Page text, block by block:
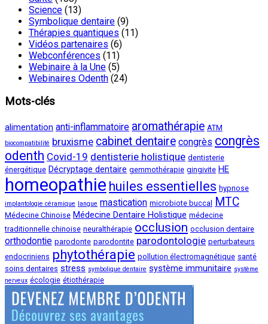
Science (13)
Symbolique dentaire (9)
Thérapies quantiques (11)
Vidéos partenaires (6)
Webconférences (11)
Webinaire à la Une (5)
Webinaires Odenth (24)
Mots-clés
alimentation anti-inflammatoire aromathérapie ATM
biocompatibilité bruxisme cabinet dentaire congrès congrès
odenth Covid-19 dentisterie holistique dentisterie
énergétique Décryptage dentaire gemmothérapie gingivite HE
homeopathie huiles essentielles hypnose
implantologie céramique langue mastication microbiote buccal MTC
Médecine Chinoise Médecine Dentaire Holistique médecine
traditionnelle chinoise neuralthérapie occlusion occlusion dentaire
orthodontie parodonte parodontite parodontologie perturbateurs
endocriniens phytothérapie pollution électromagnétique santé
soins dentaires stress symbolique dentaire système immunitaire système
nerveux écologie étiothérapie